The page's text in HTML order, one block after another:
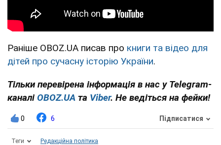
Раніше OBOZ.UA писав про книги та відео для
дітей про сучасну історію України.
Тільки перевірена інформація в нас у Telegram-
каналі OBOZ.UA та Viber. Не ведіться на фейки!
0 6 Підписатися
Теги Редакційна політика